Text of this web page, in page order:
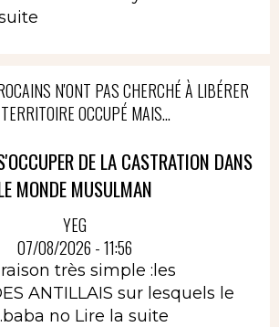
N'ONT PAS CHERCHÉ À LIBÉRER
OCCUPÉ MAIS...
DE LA CASTRATION DANS
MONDE MUSULMAN
YEG
07/08/2026 - 11:56
très simple :les
ANTILLAIS sur lesquels le
no Lire la suite